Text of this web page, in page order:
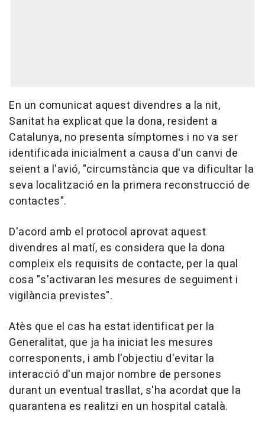
En un comunicat aquest divendres a la nit,
Sanitat ha explicat que la dona, resident a
Catalunya, no presenta símptomes i no va ser
identificada inicialment a causa d'un canvi de
seient a l'avió, "circumstància que va dificultar la
seva localització en la primera reconstrucció de
contactes".
D'acord amb el protocol aprovat aquest
divendres al matí, es considera que la dona
compleix els requisits de contacte, per la qual
cosa "s'activaran les mesures de seguiment i
vigilància previstes".
Atès que el cas ha estat identificat per la
Generalitat, que ja ha iniciat les mesures
corresponents, i amb l'objectiu d'evitar la
interacció d'un major nombre de persones
durant un eventual trasllat, s'ha acordat que la
quarantena es realitzi en un hospital català.